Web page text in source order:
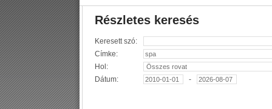
Részletes keresés
Keresett szó:
Címke:
Hol:
Dátum:
-